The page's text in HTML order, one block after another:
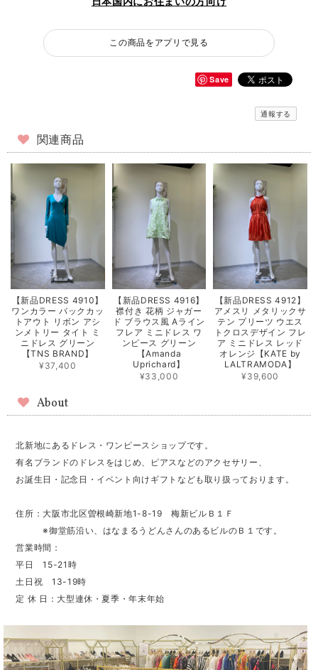
この商品をアプリで見る
Save
通報する
関連商品
【新品DRESS 4910】
ワンカラー バックカッ
トアウト リボン アシ
ンメトリー タイト ミ
ニドレス グリーン
【TNS BRAND】
¥37,400
【新品DRESS 4916】
襟付き 花柄 ジャガー
ド ブラウス風 Aライン
フレア ミニドレス ワ
ンピース グリーン
【Amanda
Uprichard】
¥33,000
【新品DRESS 4912】
アメスリ メタリックサ
テン プリーツ ウエス
トクロスデザイン フレ
ア ミニドレス レッド
オレンジ【KATE by
LALTRAMODA】
¥39,600
About
北新地にあるドレス・ワンピースショップです。
有名ブランドのドレスをはじめ、ピアスなどのアクセサリー、
お誕生日・記念日・イベント向けギフトなども取り扱っております。
住所：大阪市北区曽根崎新地1-8-19 梅新ビルＢ１Ｆ
※御堂筋沿い、はなまるうどんさんのあるビルのＢ１です。
営業時間：
平日 15-21時
土日祝 13-19時
定 休 日：大型連休・夏季・年末年始